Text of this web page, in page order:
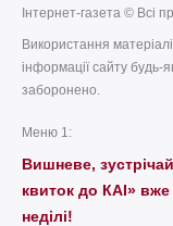
Інтернет-газета © Всі
Використання
інформації сайту
заборонено.
Меню 1:
Вишневе,
квиток до КАІ» вже
неділі!